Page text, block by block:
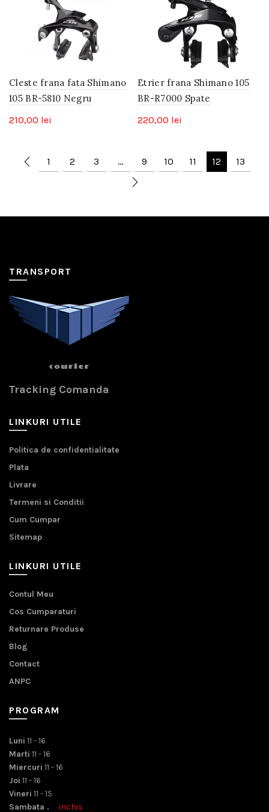
Cleste frana fata Shimano
105 BR-5810 Negru
210,00 lei
Etrier frana Shimano 105
BR-R7000 Spate
220,00 lei
1 2 3 … 9 10 11 12 13
TRANSPORT
Tracking Comanda
LINKURI UTILE
Politica de confidentialitate
Plata
Livrare
Termeni si Conditii
Cum Cumpar
Sitemap
LINKURI UTILE
Contul Meu
Cos Cumparaturi
Returnare Produse
Blog
Contact
ANPC
PROGRAM
Luni 11 - 16
Marti 11 - 16
Miercuri 11 - 16
Joi 11 - 16
Vineri 11 - 15
Sambata . inchis